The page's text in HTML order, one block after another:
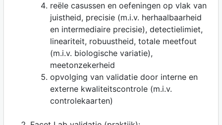
reële casussen en oefeningen op vlak van
juistheid, precisie (m.i.v. herhaalbaarheid
en intermediaire precisie), detectielimiet,
lineariteit, robuustheid, totale meetfout
(m.i.v. biologische variatie),
meetonzekerheid
opvolging van validatie door interne en
externe kwaliteitscontrole (m.i.v.
controlekaarten)